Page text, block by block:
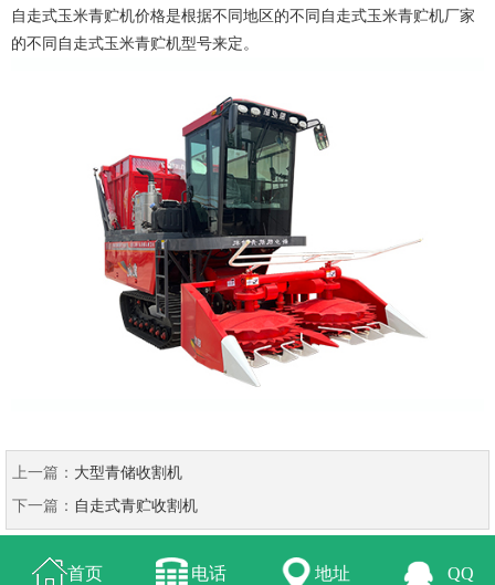
自走式玉米青贮机价格是根据不同地区的不同自走式玉米青贮机厂家
的不同自走式玉米青贮机型号来定。
上一篇： 大型青储收割机
下一篇： 自走式青贮收割机
首页 电话 地址 QQ